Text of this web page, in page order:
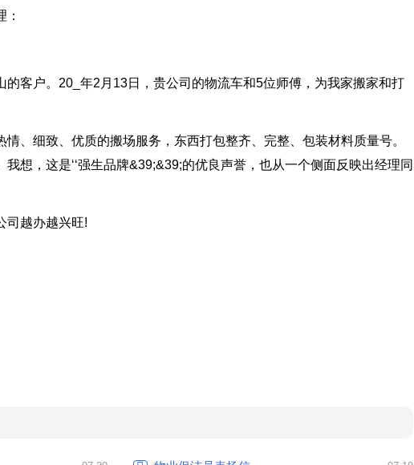
的客户。20_年2月13日，贵公司的物流车和5位师傅，为我家搬家和打
、细致、优质的搬场服务，东西打包整齐、完整、包装材料质量号。
想，这是‘‘强生品牌&39;&39;的优良声誉，也从一个侧面反映出经理同
司越办越兴旺!